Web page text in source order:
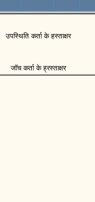
उपस्थिति कर्ता के हस्ताक्षर
जॉच कर्ता के ह्रस्ताक्षर